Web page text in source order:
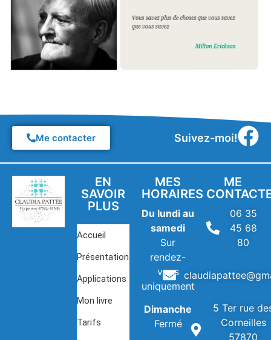
Me contacter Suivez-moi!
EN
SAVOIR
PLUS
Accueil
Présentation
Applications
Mon livre
Tarifs
MES
HORAIRES
Du lundi au
samedi
Sur
rendez-
vous
uniquement
Dimanche
Fermé
ME
06 35
45 68
80
5 Ter rue
Corneilles
57870